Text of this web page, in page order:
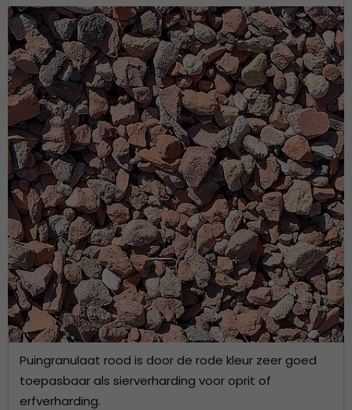
Puingranulaat rood is door de rode kleur zeer goed
toepasbaar als sierverharding voor oprit of
erfverharding.